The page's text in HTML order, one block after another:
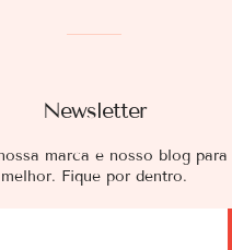
Newsletter
marca e nosso blog
melhor. Fique por dentro.